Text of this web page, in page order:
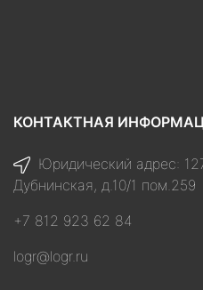
КОНТАКТНАЯ
Юридический адрес:
Дубнинская, д.10/1 пом.259
+7 812 923 62 84
logr@logr.ru